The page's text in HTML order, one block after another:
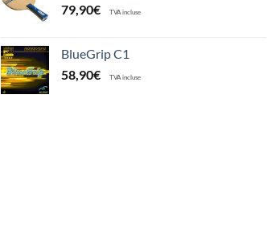
79,90€ TVA incluse
BlueGrip C1
58,90€ TVA incluse